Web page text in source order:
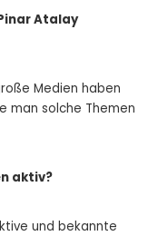
Atalay
Medien haben
man solche Themen
aktiv?
und bekannte